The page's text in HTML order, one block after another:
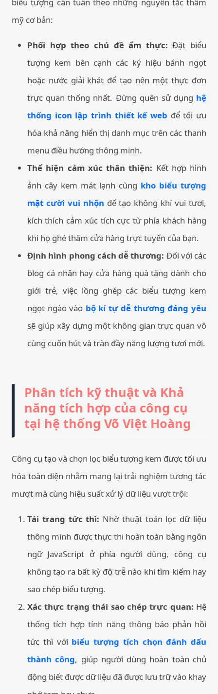
mỹ cơ bản:
Phối hợp theo chủ đề ẩm thực: Đặt biểu
tượng kem bên cạnh các ký hiệu bánh ngọt
hoặc nước giải khát để tạo nên một thực đơn
trực quan thống nhất. Đừng quên sử dụng hệ
thống icon lập trình thiết kế web để tối ưu
hóa khả năng hiển thị danh mục trên các thanh
menu điều hướng thông minh.
Thể hiện cảm xúc thân thiện: Kết hợp hình
ảnh cây kem mát lạnh cùng kho biểu tượng
mặt cười vui nhộn để tạo không khí vui tươi,
kích thích cảm xúc tích cực từ phía khách hàng
khi họ ghé thăm cửa hàng trực tuyến của bạn.
Định hình phong cách dễ thương: Đối với các
blog cá nhân hay cửa hàng quà tặng dành cho
giới trẻ, việc lồng ghép các biểu tượng kem
ngọt ngào vào bộ kí tự dễ thương đáng yêu
sẽ giúp xây dựng một không gian trực quan vô
cùng cuốn hút và tràn đầy năng lượng tươi mới.
Phân tích kỹ thuật và Khả
năng tích hợp của công cụ
tại hệ thống Võ Việt Hoàng
Công cụ tạo và chọn lọc biểu tượng kem được tối ưu
hóa toàn diện nhằm mang lại trải nghiệm tương tác
mượt mà cùng hiệu suất xử lý dữ liệu vượt trội:
Tải trang tức thì: Nhờ thuật toán lọc dữ liệu
thông minh được thực thi hoàn toàn bằng ngôn
ngữ JavaScript ở phía người dùng, công cụ
không tạo ra bất kỳ độ trễ nào khi tìm kiếm hay
sao chép biểu tượng.
Xác thực trạng thái sao chép trực quan: Hệ
thống tích hợp tính năng thông báo phản hồi
tức thì với biểu tượng tích chọn đánh dấu
thành công, giúp người dùng hoàn toàn chủ
động biết được dữ liệu đã được lưu trữ vào khay